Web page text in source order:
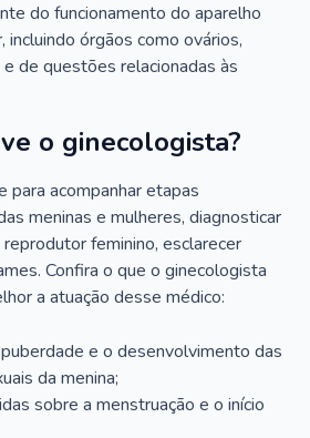
do funcionamento do aparelho
incluindo órgãos como ovários,
de questões relacionadas às
o ginecologista?
para acompanhar etapas
meninas e mulheres, diagnosticar
feminino, esclarecer
Confira o que o ginecologista
a atuação desse médico:
e o desenvolvimento das
da menina;
sobre a menstruação e o início